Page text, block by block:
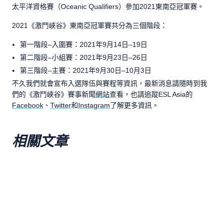
太平洋資格賽（Oceanic Qualifiers）參加2021東南亞冠軍賽。
2021《激鬥峽谷》東南亞冠軍賽共分為三個階段：
第一階段–入圍賽：2021年9月14日–19日
第二階段–小組賽：2021年9月23日–26日
第三階段–主賽：2021年9月30日–10月3日
不久我們就會宣布入選隊伍與賽程等資訊，最新消息請隨時到我
們的《激鬥峽谷》賽事新聞網站查看，也請追蹤ESL Asia的
Facebook 、 Twitter和Instagram了解更多資訊。
相關文章